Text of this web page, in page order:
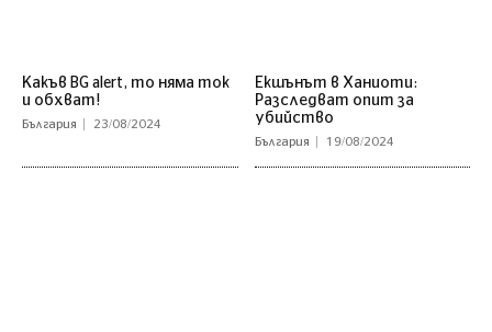
Какъв BG alert, то няма ток
и обхват!
България 23/08/2024
Екшънът в Ханиоти:
Разследват опит за
убийство
България 19/08/2024